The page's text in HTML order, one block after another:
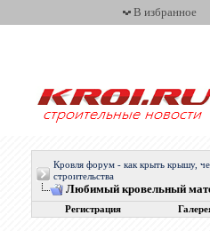
В избранное
Кровля форум - как крыть крышу,
строительства
Любимый кровельный
Регистрация